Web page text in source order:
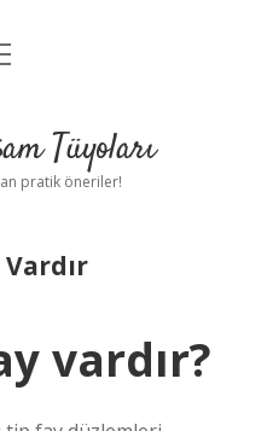
Tüyoları
pratik öneriler!
Vardır
vardır?